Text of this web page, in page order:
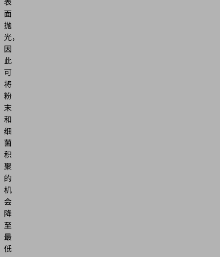
面
抛
光，
因
此
可
将
粉
末
和
细
菌
积
聚
的
机
会
降
至
最
低